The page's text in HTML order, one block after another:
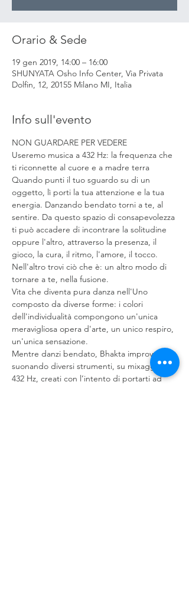
Orario & Sede
19 gen 2019, 14:00 – 16:00
SHUNYATA Osho Info Center, Via Privata
Dolfin, 12, 20155 Milano MI, Italia
Info sull'evento
NON GUARDARE PER VEDERE
Useremo musica a 432 Hz: la frequenza che
ti riconnette al cuore e a madre terra
Quando punti il tuo sguardo su di un
oggetto, lì porti la tua attenzione e la tua
energia. Danzando bendato torni a te, al
sentire. Da questo spazio di consapevolezza
ti può accadere di incontrare la solitudine
oppure l'altro, attraverso la presenza, il
gioco, la cura, il ritmo, l'amore, il tocco.
Nell'altro trovi ciò che è: un altro modo di
tornare a te, nella fusione.
Vita che diventa pura danza nell'Uno
composto da diverse forme: i colori
dell'individualità compongono un'unica
meravigliosa opera d'arte, un unico respiro,
un'unica sensazione.
Mentre danzi bendato, Bhakta improvvisa,
suonando diversi strumenti, su mixaggi a
432 Hz, creati con l’intento di portarti ad